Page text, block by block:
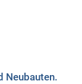
Neubauten.